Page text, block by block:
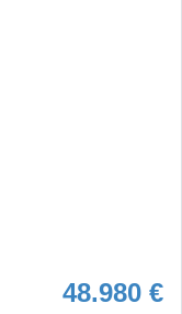
48.980 €